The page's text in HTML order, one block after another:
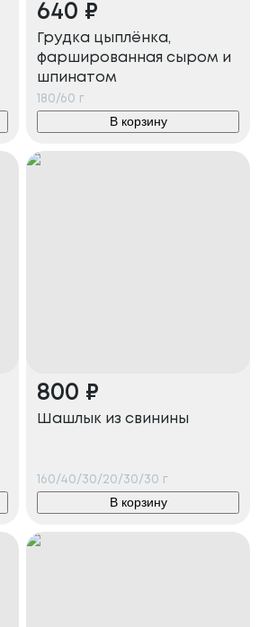
640 ₽
Грудка цыплёнка,
фаршированная сыром и
шпинатом
180/60 г
В корзину
800 ₽
Шашлык из свинины
160/40/30/20/30/30 г
В корзину